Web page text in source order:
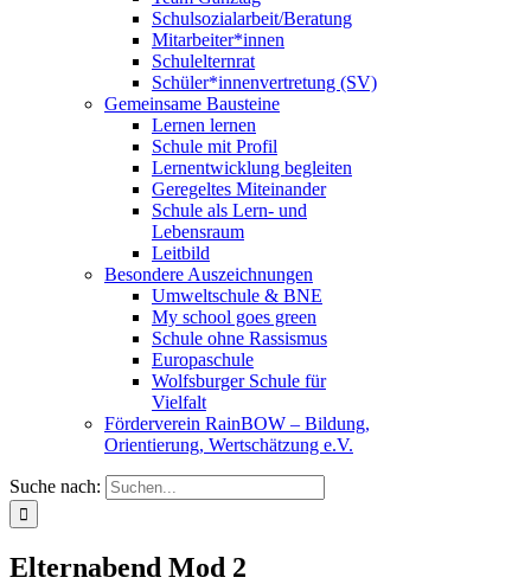
Schulsozialarbeit/Beratung
Mitarbeiter*innen
Schulelternrat
Schüler*innenvertretung (SV)
Gemeinsame Bausteine
Lernen lernen
Schule mit Profil
Lernentwicklung begleiten
Geregeltes Miteinander
Schule als Lern- und
Lebensraum
Leitbild
Besondere Auszeichnungen
Umweltschule & BNE
My school goes green
Schule ohne Rassismus
Europaschule
Wolfsburger Schule für
Vielfalt
Förderverein RainBOW – Bildung,
Orientierung, Wertschätzung e.V.
Suche nach:
Elternabend Mod 2